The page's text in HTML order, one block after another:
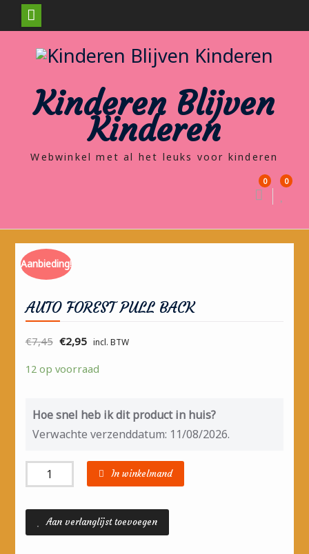
Kinderen Blijven
Kinderen
Webwinkel met al het leuks voor kinderen
0
0
Aanbieding!
AUTO FOREST PULL BACK
€7,45 €2,95 incl. BTW
12 op voorraad
Hoe snel heb ik dit product in huis?
Verwachte verzenddatum: 11/08/2026.
Aantal In winkelmand
Aan verlanglijst toevoegen